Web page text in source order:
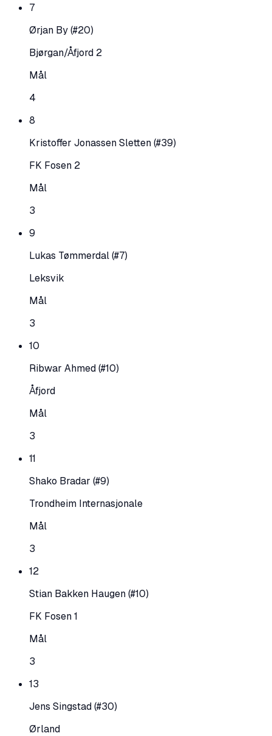
7
Ørjan By(#20)
Bjørgan/Åfjord 2
Mål
4
8
Kristoffer Jonassen Sletten(#39)
FK Fosen 2
Mål
3
9
Lukas Tømmerdal(#7)
Leksvik
Mål
3
10
Ribwar Ahmed(#10)
Åfjord
Mål
3
11
Shako Bradar (#9)
Trondheim Internasjonale
Mål
3
12
Stian Bakken Haugen(#10)
FK Fosen 1
Mål
3
13
Jens Singstad(#30)
Ørland